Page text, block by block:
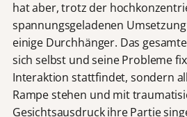
hat aber, trotz der
spannungsgeladenen
einige Durchhänger. Das
sich selbst und seine Probleme
Interaktion stattfindet, sondern
Rampe stehen und mit
Gesichtsausdruck ihre Partie